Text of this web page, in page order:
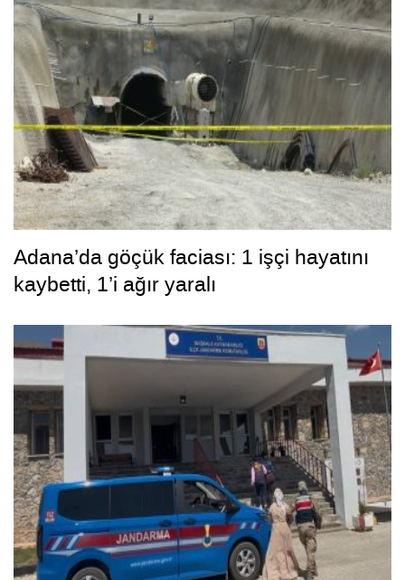
Adana’da göçük faciası: 1 işçi hayatını
kaybetti, 1’i ağır yaralı